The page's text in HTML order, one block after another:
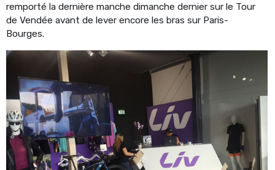
remporté la dernière manche dimanche dernier sur le Tour
de Vendée avant de lever encore les bras sur Paris-
Bourges.